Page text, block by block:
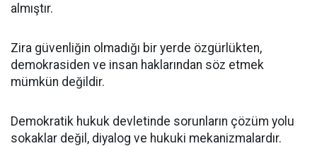
almıştır.
Zira güvenliğin olmadığı bir yerde özgürlükten,
demokrasiden ve insan haklarından söz etmek
mümkün değildir.
Demokratik hukuk devletinde sorunların çözüm yolu
sokaklar değil, diyalog ve hukuki mekanizmalardır.